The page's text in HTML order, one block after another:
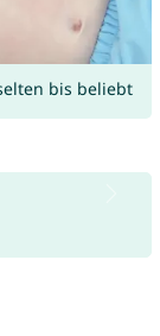
bis beliebt